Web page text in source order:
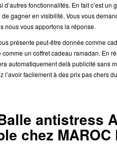
fonctionnalités. En fait c’est
gagner en visibilité. Vous vous
nous vous apportons la réponse.
présente peut-être donnée comme
un coffret cadeau ramadan. En
automatiquement delà publicité sans
facilement à des prix pas chers
antistress
chez MAROC